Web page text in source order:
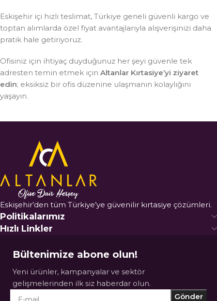
Eskişehir içi hızlı teslimat, Türkiye geneli güvenli kargo ve
toptan alımlarda özel fiyat avantajlarıyla alışverişinizi daha
pratik hale getiriyoruz.
Ofisiniz için ihtiyaç duyduğunuz her şeyi güvenle tek
adresten temin etmek için Altanlar Kırtasiye’yi ziyaret
edin; eksiksiz bir ofis düzenine ulaşmanın kolaylığını
yaşayın.
Eskişehir’den tüm Türkiye’ye güvenilir kırtasiye çözümleri.
Politikalarımız
Hızlı Linkler
Bültenimize abone olun!
Yeni ürünler, kampanyalar ve sektör
gelişmelerinden ilk siz haberdar olun.